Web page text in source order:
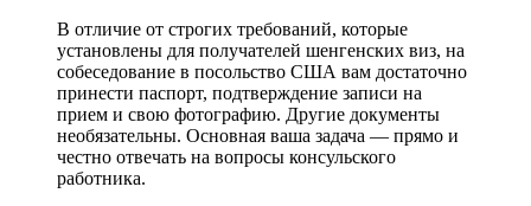
В отличие от строгих требований, которые
установлены для получателей шенгенских виз, на
собеседование в посольство США вам достаточно
принести паспорт, подтверждение записи на
прием и свою фотографию. Другие документы
необязательны. Основная ваша задача — прямо и
честно отвечать на вопросы консульского
работника.